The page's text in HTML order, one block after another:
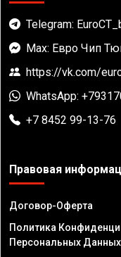
Telegram:
Max: Евро Чип
https://vk.com/
WhatsApp:
+7 8452 99-13-76
Правовая
Договор-Оферта
Политика
Персональных